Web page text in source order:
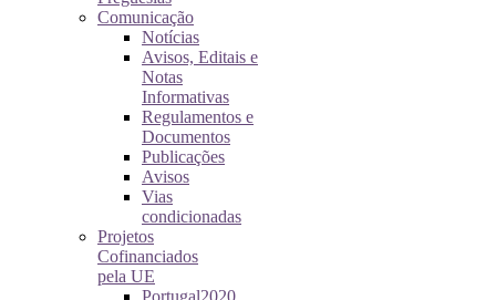
Comunicação
Notícias
Avisos, Editais e
Notas
Informativas
Regulamentos e
Documentos
Publicações
Avisos
Vias
condicionadas
Projetos
Cofinanciados
pela UE
Portugal2020